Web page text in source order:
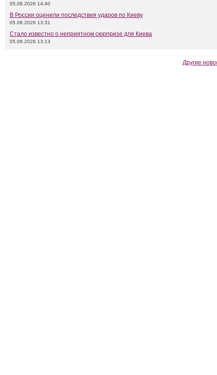
05.08.2026 14:40
В России оценили последствия ударов по Киеву
05.08.2026 13:31
Стало известно о неприятном сюрпризе для Киева
05.08.2026 13:13
Другие